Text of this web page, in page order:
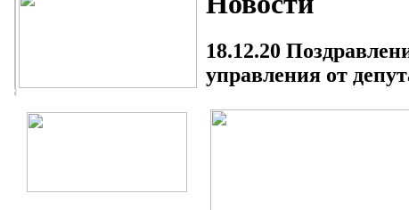
18.12.20
управления от